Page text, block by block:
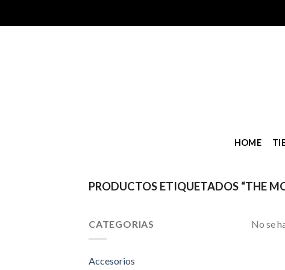
HOME
PRODUCTOS ETIQUETADOS “THE
CATEGORIAS
Accesorios
No se